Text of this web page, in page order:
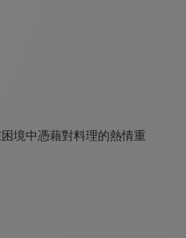
境中憑藉對料理的熱情重